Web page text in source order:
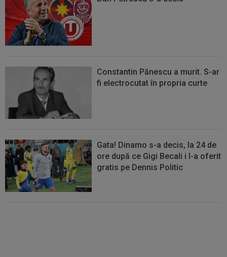
Constantin Pănescu a murit. S-ar
fi electrocutat în propria curte
Gata! Dinamo s-a decis, la 24 de
ore după ce Gigi Becali i l-a oferit
gratis pe Dennis Politic